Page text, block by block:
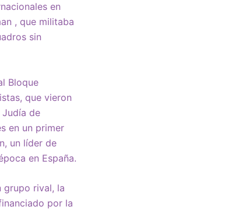
en
, que militaba
sin
Bloque
que vieron
Judía de
en un primer
un líder de
en España.
grupo rival, la
por la